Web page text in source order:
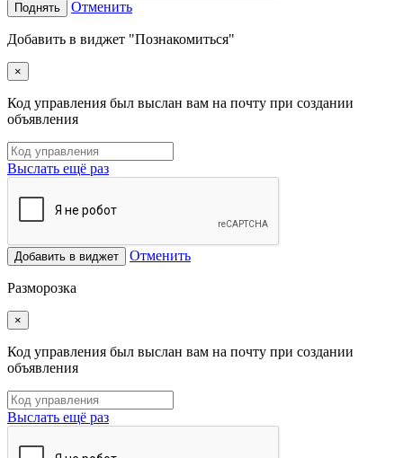
Поднять Отменить
Добавить в виджет "Познакомиться"
×
Код управления был выслан вам на почту при создании
объявления
Выслать ещё раз
Добавить в виджет Отменить
Разморозка
×
Код управления был выслан вам на почту при создании
объявления
Выслать ещё раз